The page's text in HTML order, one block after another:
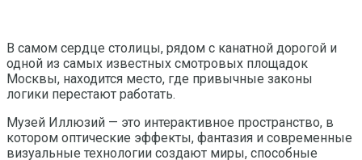
В самом сердце столицы, рядом с канатной дорогой и
одной из самых известных смотровых площадок
Москвы, находится место, где привычные законы
логики перестают работать.
Музей Иллюзий — это интерактивное пространство, в
котором оптические эффекты, фантазия и современные
визуальные технологии создают миры, способные